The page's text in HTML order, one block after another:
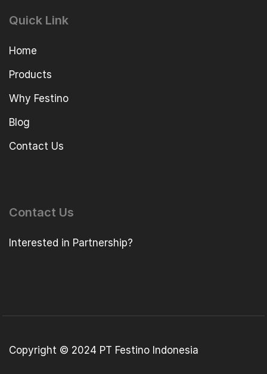
Quick Link
Home
Products
Why Festino
Blog
Contact Us
Contact Us
Interested in Partnership?
Copyright © 2024 PT Festino Indonesia